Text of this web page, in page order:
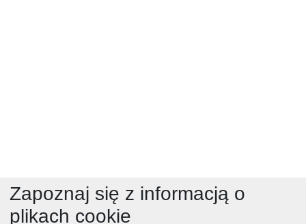
Zapoznaj się z informacją o
plikach cookie